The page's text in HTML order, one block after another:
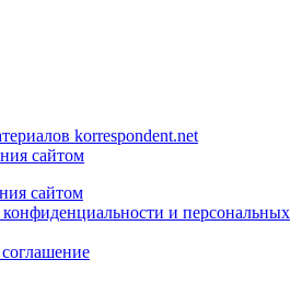
korrespondent.net
сайтом
сайтом
и персональных